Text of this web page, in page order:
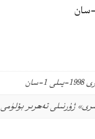
سان
ژۇرنىلى تەھرىر بۆلۈمى